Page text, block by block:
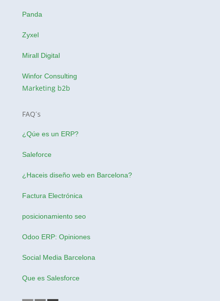
Panda
Zyxel
Mirall Digital
Winfor Consulting
Marketing b2b
FAQ´s
¿Qúe es un ERP?
Saleforce
¿Haceis diseño web en Barcelona?
Factura Electrónica
posicionamiento seo
Odoo ERP: Opiniones
Social Media Barcelona
Que es Salesforce